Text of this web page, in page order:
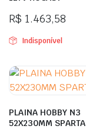
R$ 1.463,58
Indisponível
PLAINA HOBBY N3
52X230MM SPARTA